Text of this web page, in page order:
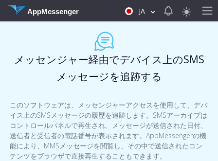
AppMessenger JA View
メッセンジャー経由でデバイス上のSMS
メッセージを追跡する
このソフトウェアは、メッセンジャーアクセスを使用して、デバ
イス上のSMSメッセージの履歴を追跡します。SMSアーカイブは
コントロールパネルで再生され、メッセージが送信された日付、
送信者と受信者の電話番号が表示されます。AppMessengerの機
能により、MMSメッセージを閲覧し、その中で送信されたコン
テンツをブラウザで直接再生することもできます。